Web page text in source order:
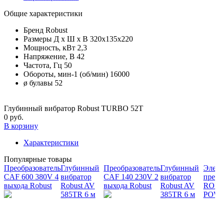
Общие характеристики
Бренд Robust
Размеры Д х Ш х В 320х135х220
Мощность, кВт 2,3
Напряжение, В 42
Частота, Гц 50
Обороты, мин-1 (об/мин) 16000
ø булавы 52
Глубинный вибратор Robust TURBO 52T
0 руб.
В корзину
Характеристики
Популярные товары
Преобразователь
CAF 600 380V 4
выхода Robust
Глубинный
вибратор
Robust AV
585TR 6 м
Преобразователь
CAF 140 230V 2
выхода Robust
Глубинный
вибратор
Robust AV
385TR 6 м